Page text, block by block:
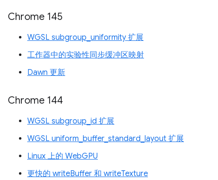
Chrome 145
WGSL subgroup_uniformity 扩展
工作器中的实验性同步缓冲区映射
Dawn 更新
Chrome 144
WGSL subgroup_id 扩展
WGSL uniform_buffer_standard_layout 扩展
Linux 上的 WebGPU
更快的 writeBuffer 和 writeTexture